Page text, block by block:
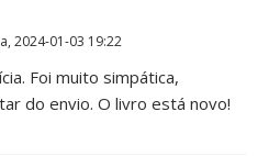
2024-01-03 19:22
Foi muito simpática,
do envio. O livro está novo!